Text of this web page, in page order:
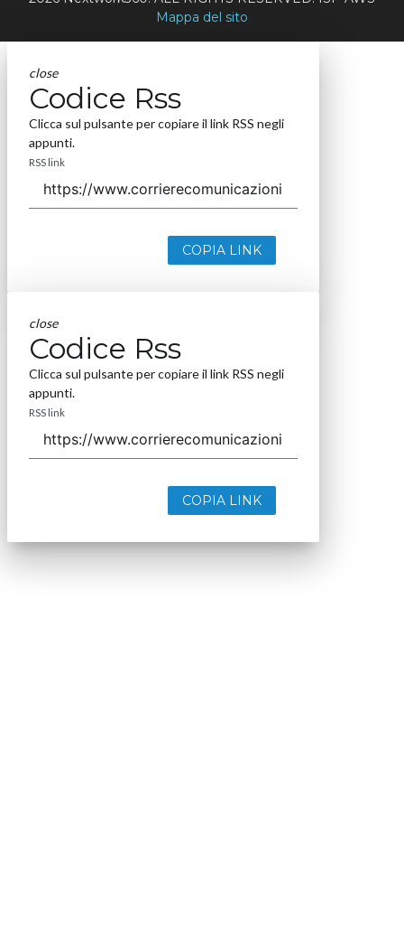
Mappa del sito
close
Codice Rss
Clicca sul pulsante per copiare il link RSS negli
appunti.
RSS link
COPIA LINK
close
Codice Rss
Clicca sul pulsante per copiare il link RSS negli
appunti.
RSS link
COPIA LINK